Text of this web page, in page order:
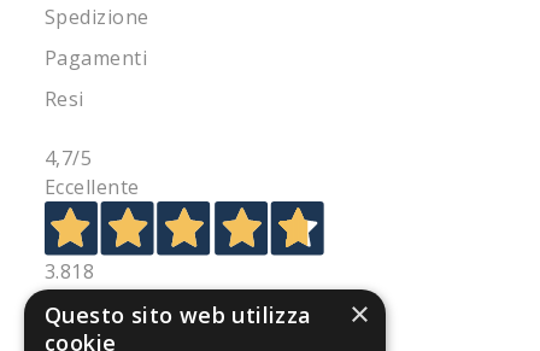
Spedizione
Pagamenti
Resi
4,7/5
Eccellente
3.818
Recensioni
×
Questo sito web utilizza
cookie